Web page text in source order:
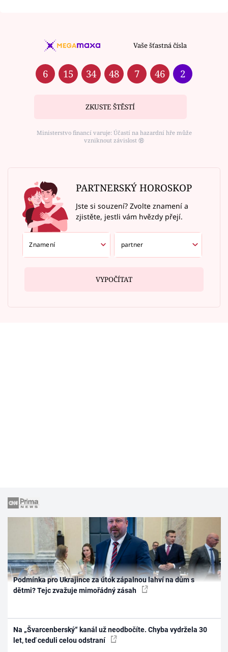
Vaše šťastná čísla
6 15 34 48 7 46 2
ZKUSTE ŠTĚSTÍ
Ministerstvo financí varuje: Účastí na hazardní hře může
vzniknout závislost ⑱
PARTNERSKÝ HOROSKOP
Jste si souzení? Zvolte znamení a
zjistěte, jestli vám hvězdy přejí.
VYPOČÍTAT
Podmínka pro Ukrajince za útok zápalnou lahví na dům s
dětmi? Tejc zvažuje mimořádný zásah
Na „Švarcenberský“ kanál už neodbočíte. Chyba vydržela 30
let, teď ceduli celou odstraní